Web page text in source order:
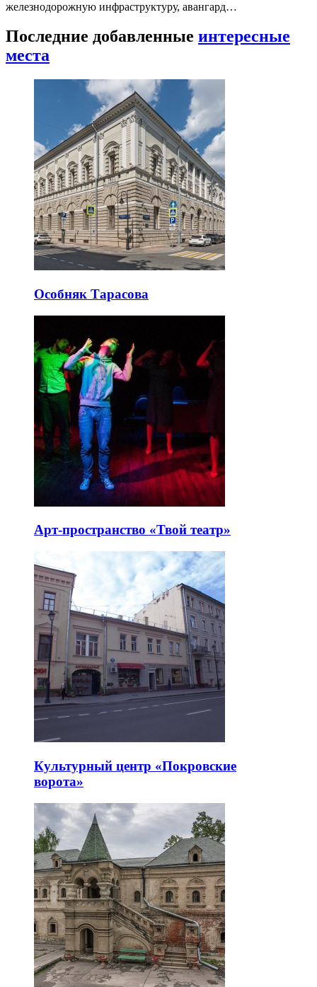
железнодорожную инфраструктуру, авангард…
Последние добавленные интересные
места
Особняк Тарасова
Арт-пространство «Твой театр»
Культурный центр «Покровские
ворота»